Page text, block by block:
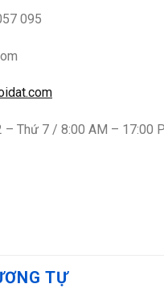
095
– Thứ 7 / 8:00 AM – 17:00
TỰ